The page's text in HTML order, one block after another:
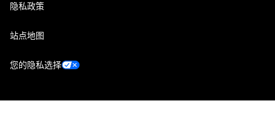
隐私政策
站点地图
您的隐私选择